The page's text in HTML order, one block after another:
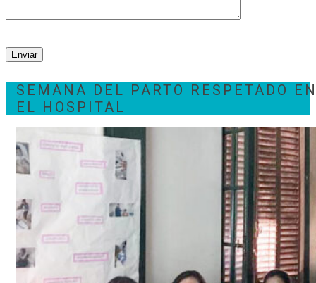
SEMANA DEL PARTO RESPETADO
EL HOSPITAL